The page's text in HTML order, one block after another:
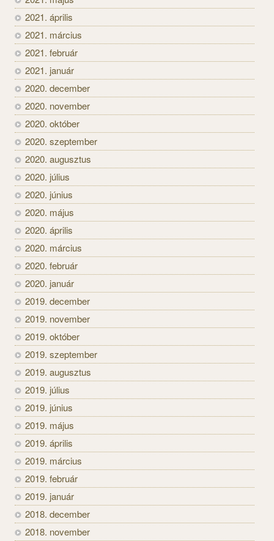
2021. április
2021. március
2021. február
2021. január
2020. december
2020. november
2020. október
2020. szeptember
2020. augusztus
2020. július
2020. június
2020. május
2020. április
2020. március
2020. február
2020. január
2019. december
2019. november
2019. október
2019. szeptember
2019. augusztus
2019. július
2019. június
2019. május
2019. április
2019. március
2019. február
2019. január
2018. december
2018. november